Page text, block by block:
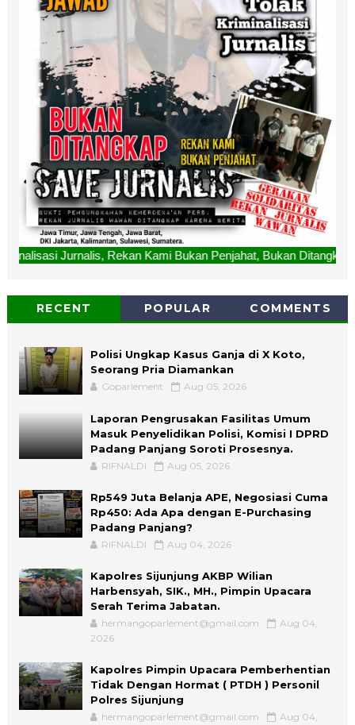
Rekan Kami Bukan Penjahat, Bukan Ditangkap. "SAVE
RECENT POPULAR COMMENTS
Polisi Ungkap Kasus Ganja di X Koto,
Seorang Pria Diamankan
Goparlement Aug 05, 2026
Laporan Pengrusakan Fasilitas Umum
Masuk Penyelidikan Polisi, Komisi I DPRD
Padang Panjang Soroti Prosesnya.
RIFNALDI Aug 05, 2026
Rp549 Juta Belanja APE, Negosiasi Cuma
Rp450: Ada Apa dengan E-Purchasing
Padang Panjang?
RIFNALDI Aug 04, 2026
Kapolres Sijunjung AKBP Wilian
Harbensyah, SIK., MH., Pimpin Upacara
Serah Terima Jabatan.
hermangoparlement@gmail.com
Aug 04,
2026
Kapolres Pimpin Upacara Pemberhentian
Tidak Dengan Hormat ( PTDH ) Personil
Polres Sijunjung
hermangoparlement@gmail.com
Aug 04,